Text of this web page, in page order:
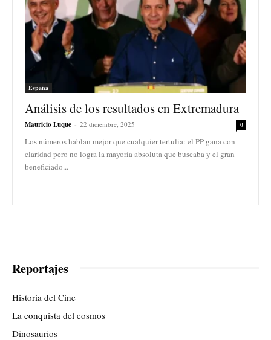
España
Análisis de los resultados en Extremadura
Mauricio Luque - 22 diciembre, 2025 0
Los números hablan mejor que cualquier tertulia: el PP gana con
claridad pero no logra la mayoría absoluta que buscaba y el gran
beneficiado...
Reportajes
Historia del Cine
La conquista del cosmos
Dinosaurios